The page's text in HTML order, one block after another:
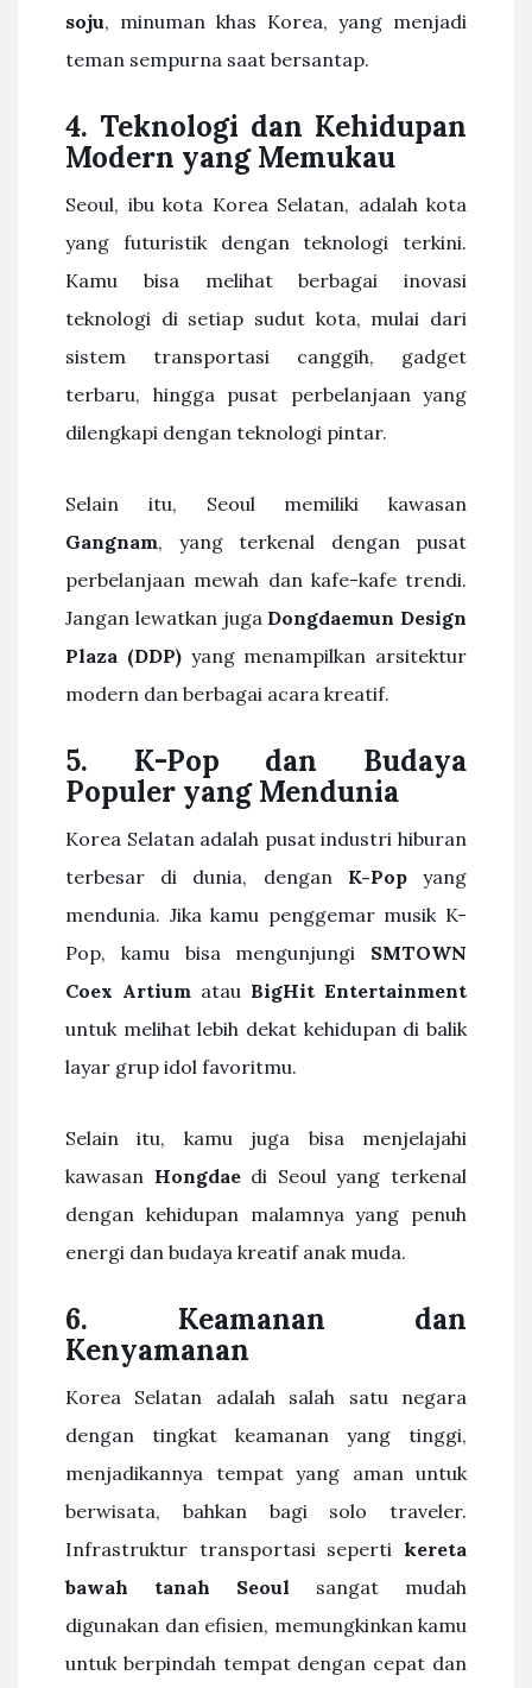
soju, minuman khas Korea, yang menjadi
teman sempurna saat bersantap.
4. Teknologi dan Kehidupan
Modern yang Memukau
Seoul, ibu kota Korea Selatan, adalah kota
yang futuristik dengan teknologi terkini.
Kamu bisa melihat berbagai inovasi
teknologi di setiap sudut kota, mulai dari
sistem transportasi canggih, gadget
terbaru, hingga pusat perbelanjaan yang
dilengkapi dengan teknologi pintar.
Selain itu, Seoul memiliki kawasan
Gangnam, yang terkenal dengan pusat
perbelanjaan mewah dan kafe-kafe trendi.
Jangan lewatkan juga Dongdaemun Design
Plaza (DDP)yang menampilkan arsitektur
modern dan berbagai acara kreatif.
5. K-Pop dan Budaya
Populer yang Mendunia
Korea Selatan adalah pusat industri hiburan
terbesar di dunia, dengan K-Popyang
mendunia. Jika kamu penggemar musik K-
Pop, kamu bisa mengunjungi SMTOWN
Coex Artium atau BigHit Entertainment
untuk melihat lebih dekat kehidupan di balik
layar grup idol favoritmu.
Selain itu, kamu juga bisa menjelajahi
kawasan Hongdaedi Seoul yang terkenal
dengan kehidupan malamnya yang penuh
energi dan budaya kreatif anak muda.
6. Keamanan dan
Kenyamanan
Korea Selatan adalah salah satu negara
dengan tingkat keamanan yang tinggi,
menjadikannya tempat yang aman untuk
berwisata, bahkan bagi solo traveler.
Infrastruktur transportasi seperti kereta
bawah tanah Seoul sangat mudah
digunakan dan efisien, memungkinkan kamu
untuk berpindah tempat dengan cepat dan